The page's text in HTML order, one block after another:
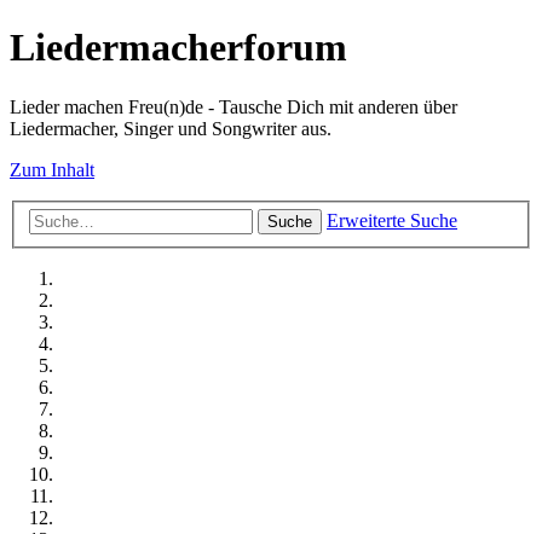
Liedermacherforum
Lieder machen Freu(n)de - Tausche Dich mit anderen über
Liedermacher, Singer und Songwriter aus.
Zum Inhalt
Suche Erweiterte Suche